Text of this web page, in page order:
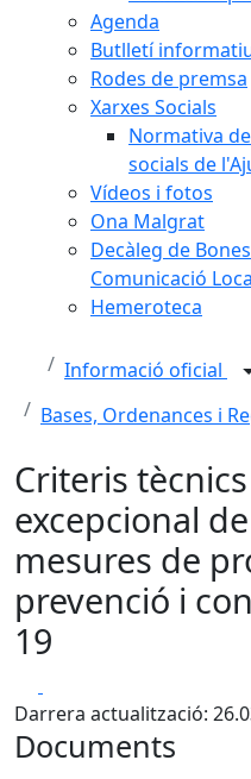
Agenda
Butlletí
Rodes de premsa
Xarxes Socials
Normativa
socials de
Vídeos i fotos
Ona Malgrat
Decàleg de
Comunicació
Hemeroteca
Informació oficial
Bases, Ordenances i
Criteris
excepcional
mesures de
prevenció i
19
Darrera actualització:
Documents